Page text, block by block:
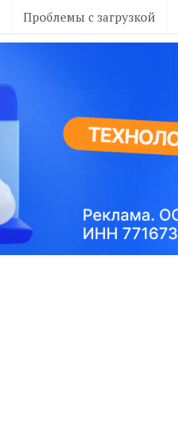
Проблемы с загрузкой